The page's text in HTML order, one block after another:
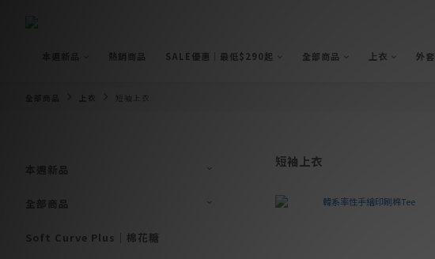
熱銷商品 SALE優惠｜最低$290起 全部商品 上衣 外套
上衣 短袖上衣
本週新品
全部商品
Soft Curve Plus｜棉花糖
短袖上衣